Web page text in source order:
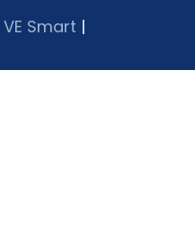
VE Smart |